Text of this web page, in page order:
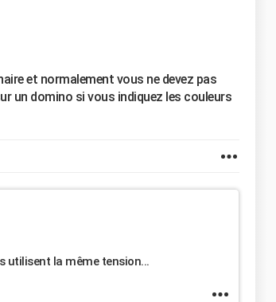
et normalement vous ne devez pas
un domino si vous indiquez les couleurs
utilisent la même tension...